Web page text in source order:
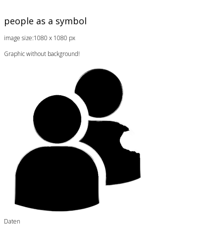
people as a symbol
image size:1080 x 1080 px
Graphic without background!
Daten